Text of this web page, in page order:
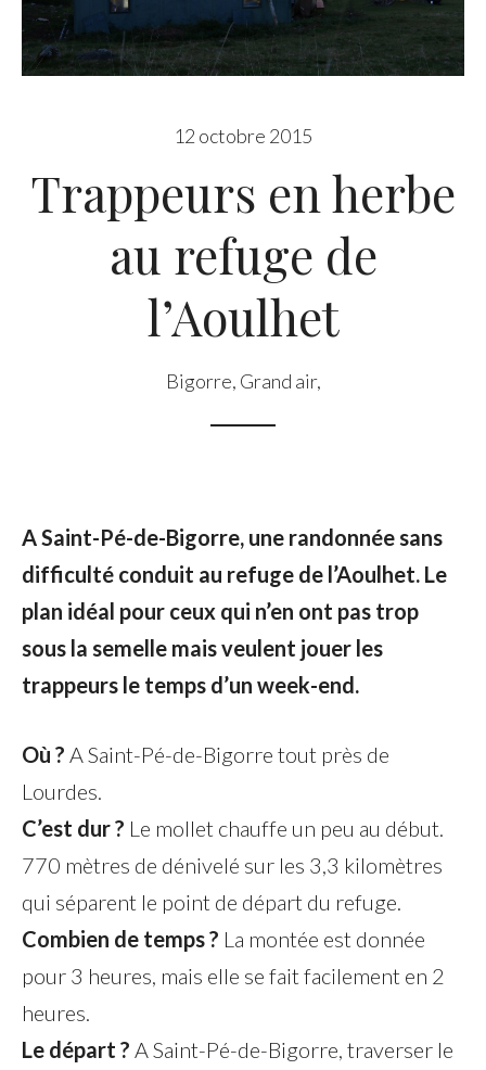
12 octobre 2015
Trappeurs en herbe
au refuge de
l’Aoulhet
Bigorre, Grand air,
A Saint-Pé-de-Bigorre, une randonnée sans
difficulté conduit au refuge de l’Aoulhet. Le
plan idéal pour ceux qui n’en ont pas trop
sous la semelle mais veulent jouer les
trappeurs le temps d’un week-end.
Où ? A Saint-Pé-de-Bigorre tout près de
Lourdes.
C’est dur ? Le mollet chauffe un peu au début.
770 mètres de dénivelé sur les 3,3 kilomètres
qui séparent le point de départ du refuge.
Combien de temps ? La montée est donnée
pour 3 heures, mais elle se fait facilement en 2
heures.
Le départ ? A Saint-Pé-de-Bigorre, traverser le